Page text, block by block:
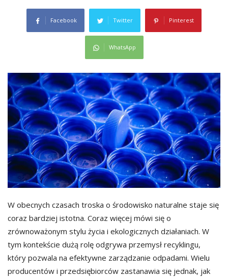
Facebook Twitter Pinterest
WhatsApp
W obecnych czasach troska o środowisko naturalne staje się
coraz bardziej istotna. Coraz więcej mówi się o
zrównoważonym stylu życia i ekologicznych działaniach. W
tym kontekście dużą rolę odgrywa przemysł recyklingu,
który pozwala na efektywne zarządzanie odpadami. Wielu
producentów i przedsiębiorców zastanawia się jednak, jak